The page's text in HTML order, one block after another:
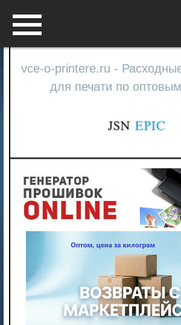
vce-o-printere.ru -
для печати по